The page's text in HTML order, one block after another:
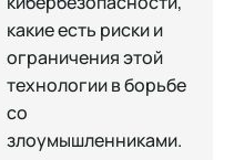
какие есть риски и
ограничения этой
технологии в борьбе
со
злоумышленниками.